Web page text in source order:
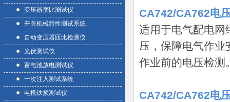
变压器变比测试仪
开关机械特性测试系统
自动变压器匝比检测仪
光伏测试仪
蓄电池放电测试仪
一次注入测试系统
电机铁损测试仪
CA742/CA762电
适用于电气配电网
压，保障电气作
作业前的电压检测
CA742/CA762电